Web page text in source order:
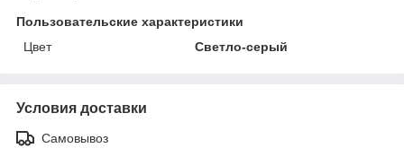
Пользовательские характеристики
Цвет
Светло-серый
Условия доставки
Самовывоз